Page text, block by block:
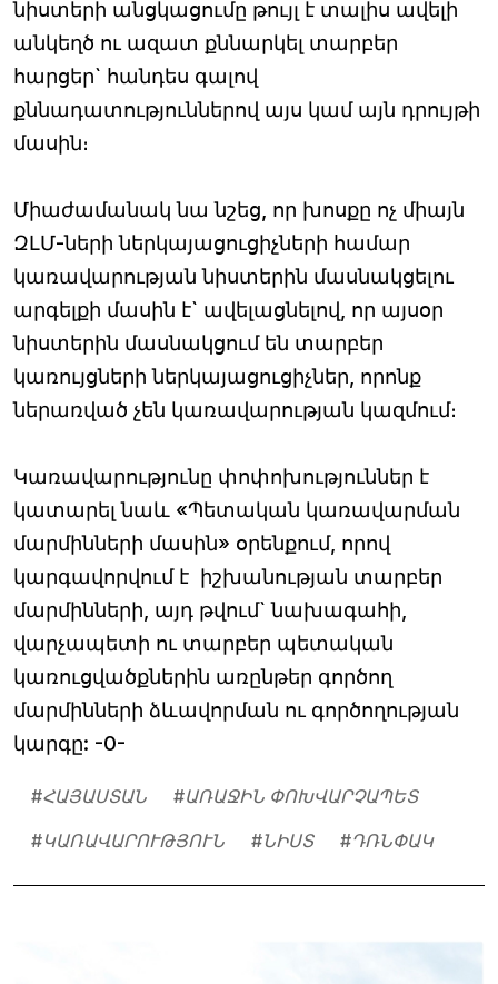
նիստերի անցկացումը թույլ է տալիս ավելի
անկեղծ ու ազատ քննարկել տարբեր
հարցեր` հանդես գալով
քննադատություններով այս կամ այն դրույթի
մասին։
Միաժամանակ նա նշեց, որ խոսքը ոչ միայն
ԶԼՄ-ների ներկայացուցիչների համար
կառավարության նիստերին մասնակցելու
արգելքի մասին է` ավելացնելով, որ այսօր
նիստերին մասնակցում են տարբեր
կառույցների ներկայացուցիչներ, որոնք
ներառված չեն կառավարության կազմում։
Կառավարությունը փոփոխություններ է
կատարել նաև «Պետական կառավարման
մարմինների մասին» օրենքում, որով
կարգավորվում է իշխանության տարբեր
մարմինների, այդ թվում` նախագահի,
վարչապետի ու տարբեր պետական
կառուցվածքներին առընթեր գործող
մարմինների ձևավորման ու գործողության
կարգը: -0-
#ՀԱՅԱՍՏԱՆ #ԱՌԱՋԻՆ ՓՈԽՎԱՐՉԱՊԵՏ
#ԿԱՌԱՎԱՐՈՒԹՅՈՒՆ #ՆԻՍՏ #ԴՌՆՓԱԿ